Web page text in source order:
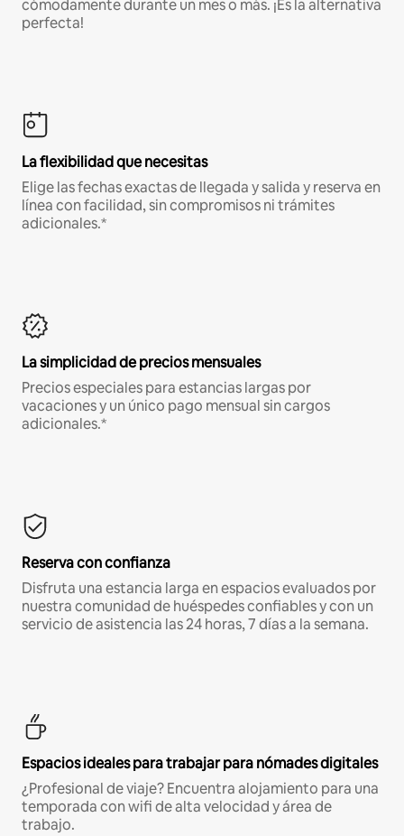
cómodamente durante un mes o más. ¡Es la alternativa
perfecta!
La flexibilidad que necesitas
Elige las fechas exactas de llegada y salida y reserva en
línea con facilidad, sin compromisos ni trámites
adicionales.*
La simplicidad de precios mensuales
Precios especiales para estancias largas por
vacaciones y un único pago mensual sin cargos
adicionales.*
Reserva con confianza
Disfruta una estancia larga en espacios evaluados por
nuestra comunidad de huéspedes confiables y con un
servicio de asistencia las 24 horas, 7 días a la semana.
Espacios ideales para trabajar para nómades digitales
¿Profesional de viaje? Encuentra alojamiento para una
temporada con wifi de alta velocidad y área de
trabajo.